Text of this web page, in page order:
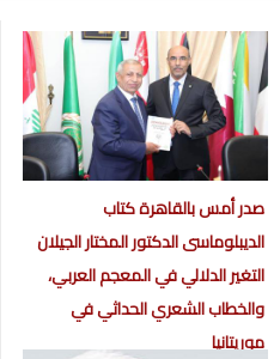
صدر أمس بالقاهرة كتاب
الديبلوماسى الدكتور المختار الجيلان
التغير الدلالي في المعجم العربي،
والخطاب الشعري الحداثي في
موريتانيا